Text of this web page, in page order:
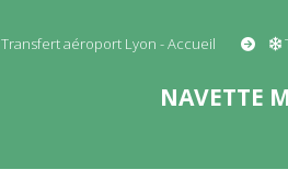
Transfert aéroport Lyon - Accueil
NAVETTE